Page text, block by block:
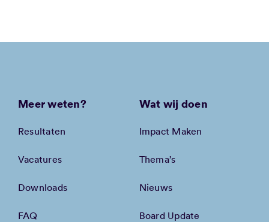
Meer weten?
Resultaten
Vacatures
Downloads
FAQ
Wat wij doen
Impact Maken
Thema’s
Nieuws
Board Update